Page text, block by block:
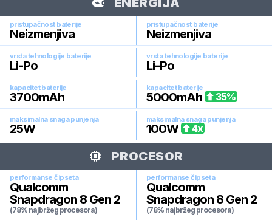
ENERGIJA
pristupačnost baterije
Neizmenjiva
pristupačnost baterije
Neizmenjiva
vrsta tehnologije baterije
Li-Po
vrsta tehnologije baterije
Li-Po
kapacitet baterije
3700mAh
kapacitet baterije
5000mAh 35%
maksimalna snaga punjenja
25W
maksimalna snaga punjenja
100W 4x
PROCESOR
performanse čipseta
Qualcomm
Snapdragon 8 Gen 2
(78% najbržeg procesora)
performanse čipseta
Qualcomm
Snapdragon 8 Gen 2
(78% najbržeg procesora)